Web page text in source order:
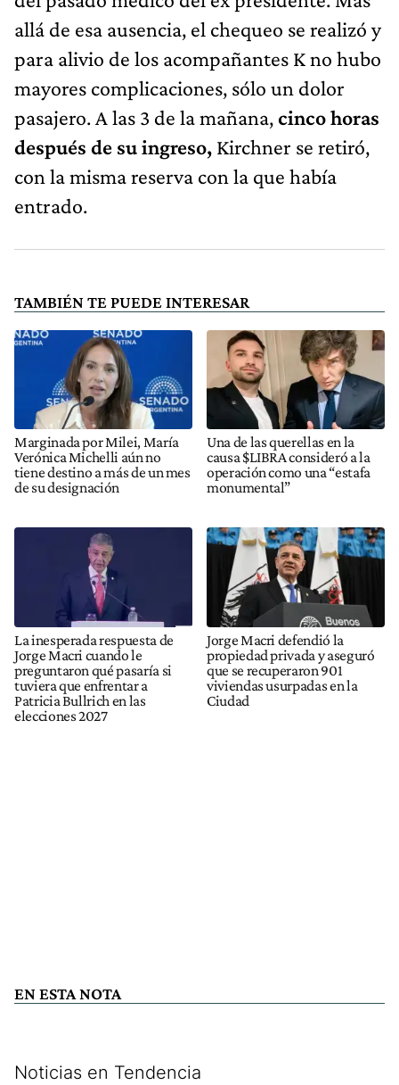
allá de esa ausencia, el chequeo se realizó y
para alivio de los acompañantes K no hubo
mayores complicaciones, sólo un dolor
pasajero. A las 3 de la mañana,cinco horas
después de su ingreso, Kirchner se retiró,
con la misma reserva con la que había
entrado.
TAMBIÉN TE PUEDE INTERESAR
Marginada por Milei, María
Verónica Michelli aún no
tiene destino a más de un mes
de su designación
Una de las querellas en la
causa $LIBRA consideró a la
operación como una “estafa
monumental”
La inesperada respuesta de
Jorge Macri cuando le
preguntaron qué pasaría si
tuviera que enfrentar a
Patricia Bullrich en las
elecciones 2027
Jorge Macri defendió la
propiedad privada y aseguró
que se recuperaron 901
viviendas usurpadas en la
Ciudad
EN ESTA NOTA
Noticias en Tendencia